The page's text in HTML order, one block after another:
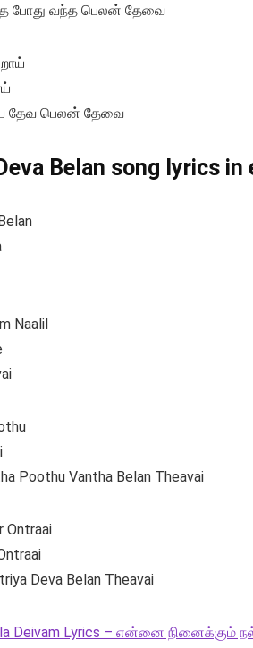
போது வந்த பெலன் தேவை
தேவ பெலன் தேவை
Belan song lyrics in
Naalil
Poothu Vantha Belan Theavai
Ontraai
Deva Belan Theavai
Deivam Lyrics – என்னை நினைக்கும்